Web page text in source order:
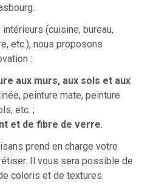
(cuisine, bureau,
etc.), nous proposons
:
aux murs, aux sols et aux
peinture mate, peinture
etc. ;
et de fibre de verre.
prend en charge votre
Il vous sera possible de
coloris et de textures.